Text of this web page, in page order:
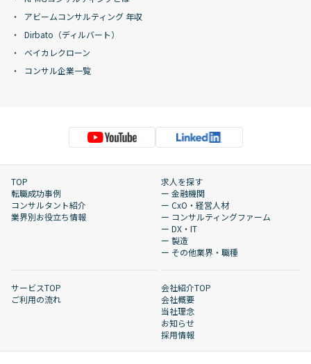
アビームコンサルティング 年収
Dirbato（ディルバート）
ベイカレクローン
コンサル企業一覧
TOP
転職成功事例
コンサルタント紹介
業界別お役立ち情報
求人を探す
ー 金融機関
ー CxO・経営人材
ー コンサルティングファーム
ー DX・IT
ー 製造
ー その他業界・職種
サービスTOP
ご利用の流れ
会社紹介TOP
会社概要
当社理念
お知らせ
採用情報